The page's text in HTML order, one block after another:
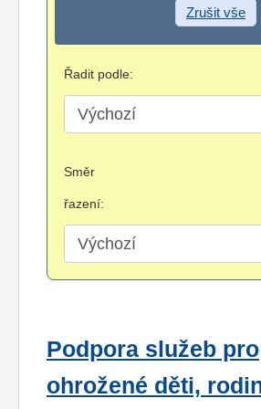
Zrušit vše
Řadit podle:
Směr
řazení:
Podpora služeb pro
ohrožené děti,